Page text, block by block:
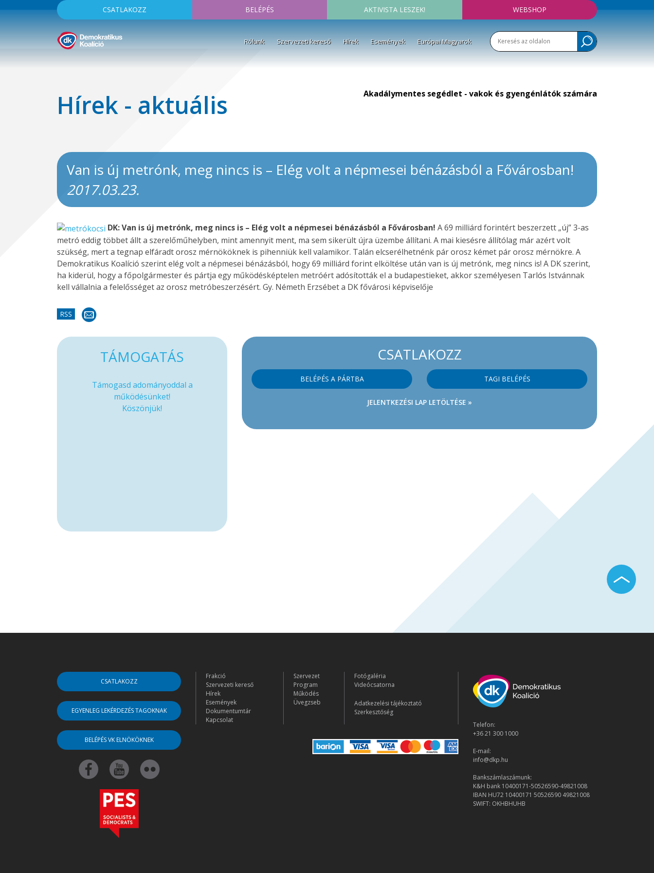
CSATLAKOZZ BELÉPÉS AKTIVISTA LESZEK! WEBSHOP
Rólunk Szervezeti kereső Hírek Események Európai Magyarok
Hírek - aktuális Akadálymentes segédlet - vakok és gyengénlátók számára
Van is új metrónk, meg nincs is – Elég volt a népmesei bénázásból a Fővárosban!
2017.03.23.
DK: Van is új metrónk, meg nincs is – Elég volt a népmesei bénázásból a Fővárosban! A 69 milliárd forintért beszerzett „új” 3-as
metró eddig többet állt a szerelőműhelyben, mint amennyit ment, ma sem sikerült újra üzembe állítani. A mai kiesésre állítólag már azért volt
szükség, mert a tegnap elfáradt orosz mérnököknek is pihenniük kell valamikor. Talán elcserélhetnénk pár orosz kémet pár orosz mérnökre. A
Demokratikus Koalíció szerint elég volt a népmesei bénázásból, hogy 69 milliárd forint elköltése után van is új metrónk, meg nincs is! A DK szerint,
ha kiderül, hogy a főpolgármester és pártja egy működésképtelen metróért adósították el a budapestieket, akkor személyesen Tarlós Istvánnak
kell vállalnia a felelősséget az orosz metróbeszerzésért. Gy. Németh Erzsébet a DK fővárosi képviselője
RSS
CSATLAKOZZ
BELÉPÉS A PÁRTBA TAGI BELÉPÉS
JELENTKEZÉSI LAP LETÖLTÉSE »
TÁMOGATÁS
Támogasd adományoddal a
működésünket!
Köszönjük!
CSATLAKOZZ
EGYENLEG LEKÉRDEZÉS TAGOKNAK
BELÉPÉS VK ELNÖKÖKNEK
Frakció
Szervezeti kereső
Hírek
Események
Dokumentumtár
Kapcsolat
Szervezet
Program
Működés
Üvegzseb
Fotógaléria
Videócsatorna
Adatkezelési tájékoztató
Szerkesztőség
Telefon:
+36 21 300 1000
E-mail:
info@dkp.hu
Bankszámlaszámunk:
K&H bank 10400171-50526590-49821008
IBAN HU72 10400171 50526590 49821008
SWIFT: OKHBHUHB